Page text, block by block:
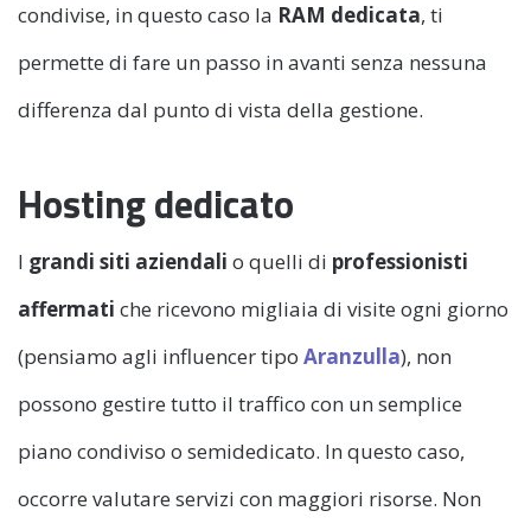
condivise, in questo caso la RAM dedicata, ti
permette di fare un passo in avanti senza nessuna
differenza dal punto di vista della gestione.
Hosting dedicato
I grandi siti aziendali o quelli di professionisti
affermati che ricevono migliaia di visite ogni giorno
(pensiamo agli influencer tipo Aranzulla), non
possono gestire tutto il traffico con un semplice
piano condiviso o semidedicato. In questo caso,
occorre valutare servizi con maggiori risorse. Non